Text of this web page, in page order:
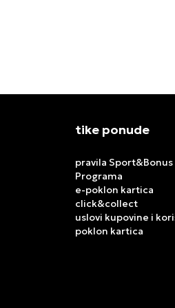
tike ponude
pravila Sport&Bonus
Programa
e-poklon kartica
click&collect
uslovi kupovine i
poklon kartica